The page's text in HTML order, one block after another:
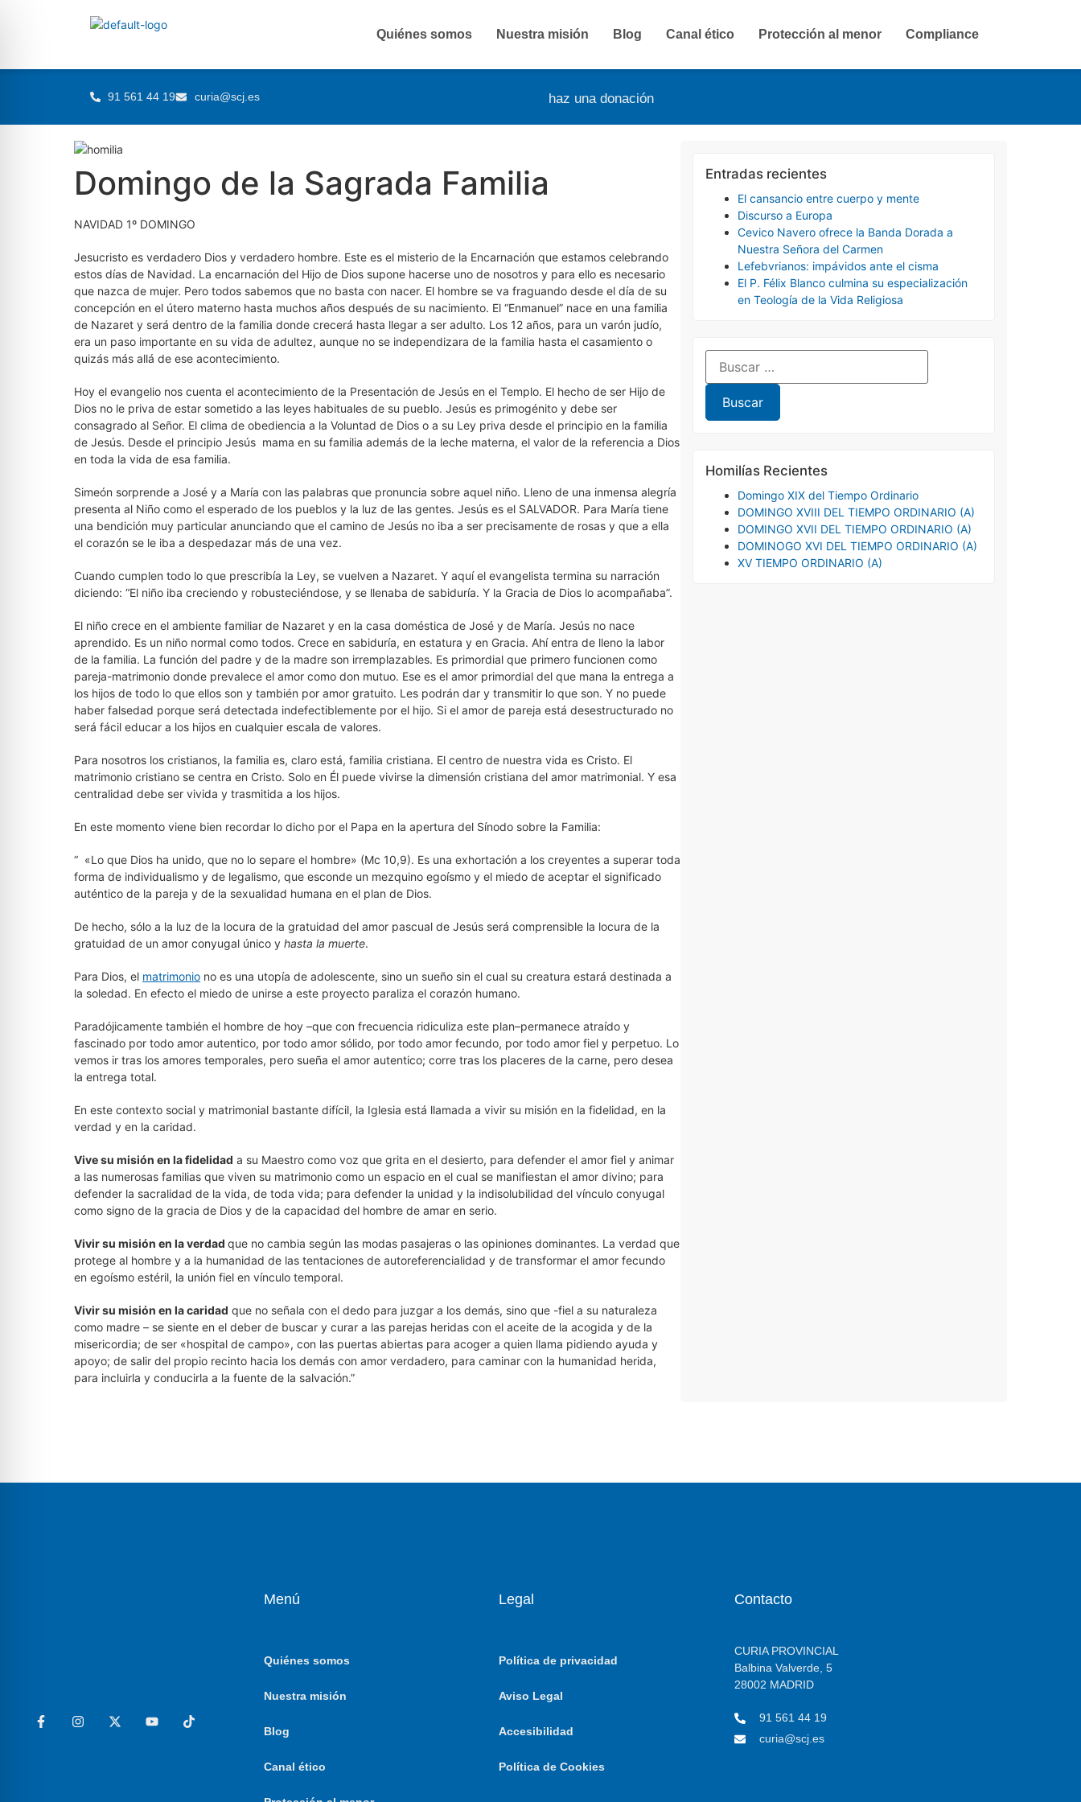
91 561 44 19 curia@scj.es haz una donación
Quiénes somos Nuestra misión Blog Canal ético Protección al menor Compliance
Domingo de la Sagrada Familia
NAVIDAD 1º DOMINGO
Jesucristo es verdadero Dios y verdadero hombre. Este es el misterio de la Encarnación que estamos celebrando
estos días de Navidad. La encarnación del Hijo de Dios supone hacerse uno de nosotros y para ello es necesario
que nazca de mujer. Pero todos sabemos que no basta con nacer. El hombre se va fraguando desde el día de su
concepción en el útero materno hasta muchos años después de su nacimiento. El “Enmanuel” nace en una familia
de Nazaret y será dentro de la familia donde crecerá hasta llegar a ser adulto. Los 12 años, para un varón judío,
era un paso importante en su vida de adultez, aunque no se independizara de la familia hasta el casamiento o
quizás más allá de ese acontecimiento.
Hoy el evangelio nos cuenta el acontecimiento de la Presentación de Jesús en el Templo. El hecho de ser Hijo de
Dios no le priva de estar sometido a las leyes habituales de su pueblo. Jesús es primogénito y debe ser
consagrado al Señor. El clima de obediencia a la Voluntad de Dios o a su Ley priva desde el principio en la familia
de Jesús. Desde el principio Jesús mama en su familia además de la leche materna, el valor de la referencia a Dios
en toda la vida de esa familia.
Simeón sorprende a José y a María con las palabras que pronuncia sobre aquel niño. Lleno de una inmensa alegría
presenta al Niño como el esperado de los pueblos y la luz de las gentes. Jesús es el SALVADOR. Para María tiene
una bendición muy particular anunciando que el camino de Jesús no iba a ser precisamente de rosas y que a ella
el corazón se le iba a despedazar más de una vez.
Cuando cumplen todo lo que prescribía la Ley, se vuelven a Nazaret. Y aquí el evangelista termina su narración
diciendo: “El niño iba creciendo y robusteciéndose, y se llenaba de sabiduría. Y la Gracia de Dios lo acompañaba”.
El niño crece en el ambiente familiar de Nazaret y en la casa doméstica de José y de María. Jesús no nace
aprendido. Es un niño normal como todos. Crece en sabiduría, en estatura y en Gracia. Ahí entra de lleno la labor
de la familia. La función del padre y de la madre son irremplazables. Es primordial que primero funcionen como
pareja-matrimonio donde prevalece el amor como don mutuo. Ese es el amor primordial del que mana la entrega a
los hijos de todo lo que ellos son y también por amor gratuito. Les podrán dar y transmitir lo que son. Y no puede
haber falsedad porque será detectada indefectiblemente por el hijo. Si el amor de pareja está desestructurado no
será fácil educar a los hijos en cualquier escala de valores.
Para nosotros los cristianos, la familia es, claro está, familia cristiana. El centro de nuestra vida es Cristo. El
matrimonio cristiano se centra en Cristo. Solo en Él puede vivirse la dimensión cristiana del amor matrimonial. Y esa
centralidad debe ser vivida y trasmitida a los hijos.
En este momento viene bien recordar lo dicho por el Papa en la apertura del Sínodo sobre la Familia:
“ «Lo que Dios ha unido, que no lo separe el hombre» (Mc 10,9). Es una exhortación a los creyentes a superar toda
forma de individualismo y de legalismo, que esconde un mezquino egoísmo y el miedo de aceptar el significado
auténtico de la pareja y de la sexualidad humana en el plan de Dios.
De hecho, sólo a la luz de la locura de la gratuidad del amor pascual de Jesús será comprensible la locura de la
gratuidad de un amor conyugal único y hasta la muerte.
Para Dios, el matrimonio no es una utopía de adolescente, sino un sueño sin el cual su creatura estará destinada a
la soledad. En efecto el miedo de unirse a este proyecto paraliza el corazón humano.
Paradójicamente también el hombre de hoy –que con frecuencia ridiculiza este plan–permanece atraído y
fascinado por todo amor autentico, por todo amor sólido, por todo amor fecundo, por todo amor fiel y perpetuo. Lo
vemos ir tras los amores temporales, pero sueña el amor autentico; corre tras los placeres de la carne, pero desea
la entrega total.
En este contexto social y matrimonial bastante difícil, la Iglesia está llamada a vivir su misión en la fidelidad, en la
verdad y en la caridad.
Vive su misión en la fidelidad a su Maestro como voz que grita en el desierto, para defender el amor fiel y animar
a las numerosas familias que viven su matrimonio como un espacio en el cual se manifiestan el amor divino; para
defender la sacralidad de la vida, de toda vida; para defender la unidad y la indisolubilidad del vínculo conyugal
como signo de la gracia de Dios y de la capacidad del hombre de amar en serio.
Vivir su misión en la verdad que no cambia según las modas pasajeras o las opiniones dominantes. La verdad que
protege al hombre y a la humanidad de las tentaciones de autoreferencialidad y de transformar el amor fecundo
en egoísmo estéril, la unión fiel en vínculo temporal.
Vivir su misión en la caridad que no señala con el dedo para juzgar a los demás, sino que -fiel a su naturaleza
como madre – se siente en el deber de buscar y curar a las parejas heridas con el aceite de la acogida y de la
misericordia; de ser «hospital de campo», con las puertas abiertas para acoger a quien llama pidiendo ayuda y
apoyo; de salir del propio recinto hacia los demás con amor verdadero, para caminar con la humanidad herida,
para incluirla y conducirla a la fuente de la salvación.”
Entradas recientes
El cansancio entre cuerpo y mente
Discurso a Europa
Cevico Navero ofrece la Banda Dorada a
Nuestra Señora del Carmen
Lefebvrianos: impávidos ante el cisma
El P. Félix Blanco culmina su especialización
en Teología de la Vida Religiosa
Homilías Recientes
Domingo XIX del Tiempo Ordinario
DOMINGO XVIII DEL TIEMPO ORDINARIO (A)
DOMINGO XVII DEL TIEMPO ORDINARIO (A)
DOMINOGO XVI DEL TIEMPO ORDINARIO (A)
XV TIEMPO ORDINARIO (A)
Menú
Quiénes somos
Nuestra misión
Blog
Canal ético
Legal
Política de privacidad
Aviso Legal
Accesibilidad
Política de Cookies
Contacto
CURIA PROVINCIAL
Balbina Valverde, 5
28002 MADRID
91 561 44 19
curia@scj.es